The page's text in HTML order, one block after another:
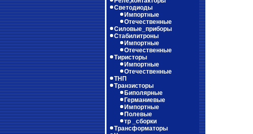
Светодиоды
Импортные
Отечественные
Силовые_приборы
Стабилитроны
Импортные
Отечественные
Тиристоры
Импортные
Отечественные
ТНП
Транзисторы
Биполярные
Германиевые
Импортные
Полевые
тр _сборки
Трансформаторы